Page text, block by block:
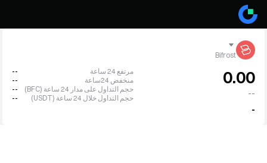
Bifrost
0.00
--
-
مرتفع 24 ساعة
--
منخفض 24ساعة
--
حجم التداول على مدار 24 ساعة (BFC)
--
حجم التداول خلال 24 ساعة (USDT)
--